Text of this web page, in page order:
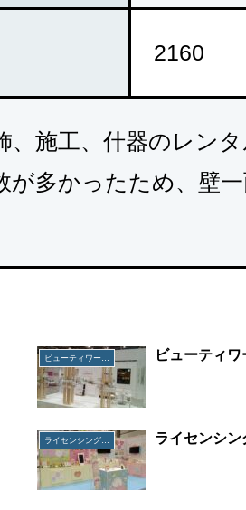
2160
施工、什器のレン
多かったため、壁
ビューティ
ライセンシン